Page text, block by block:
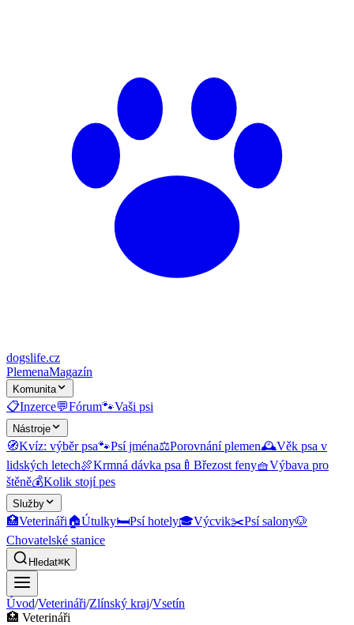
dogslife.cz
PlemenaMagazín
Komunita
📋Inzerce💬Fórum🐾Vaši psi
Nástroje
🧭Kvíz: výběr psa🐾Psí jména⚖️Porovnání plemen🕰️Věk psa v
lidských letech🍖Krmná dávka psa 🍼 Březost feny🧺Výbava pro
štěně💰Kolik stojí pes
Služby
🏥Veterináři🏠Útulky🛏️Psí hotely🎓Výcvik✂️Psí salony🐶
Chovatelské stanice
Hledat⌘K
Úvod/Veterináři/Zlínský kraj/Vsetín
🏥 Veterináři